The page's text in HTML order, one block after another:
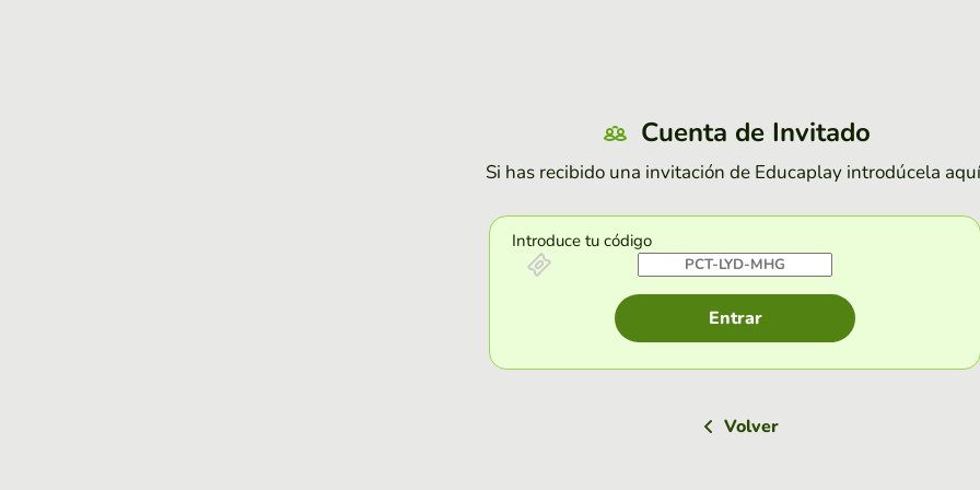
Cuenta de Invitado
Si has recibido una invitación de Educaplay introdúcela
Introduce tu código
Entrar
Volver